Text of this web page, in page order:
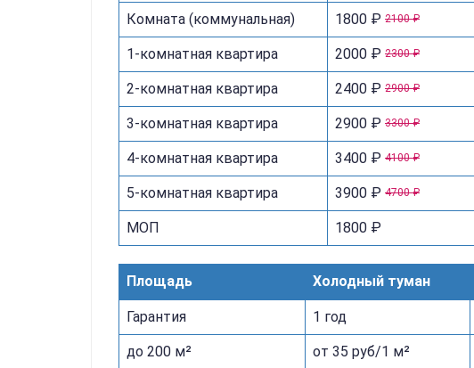
Комната (коммунальная) 1800 ₽ 2100 ₽
1-комнатная квартира 2000 ₽ 2300 ₽
2-комнатная квартира 2400 ₽ 2900 ₽
3-комнатная квартира 2900 ₽ 3300 ₽
4-комнатная квартира 3400 ₽ 4100 ₽
5-комнатная квартира 3900 ₽ 4700 ₽
МОП 1800 ₽
Площадь Холодный туман
Гарантия 1 год
до 200 м² от 35 руб/1 м²